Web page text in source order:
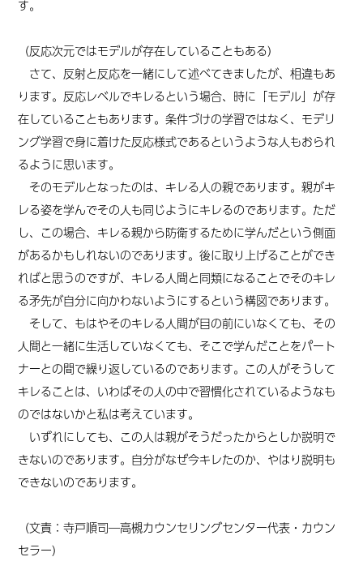
す。
（反応次元ではモデルが存在していることもある）
さて、反射と反応を一緒にして述べてきましたが、相違もあ
ります。反応レベルでキレるという場合、時に「モデル」が存
在していることもあります。条件づけの学習ではなく、モデリ
ング学習で身に着けた反応様式であるというような人もおられ
るように思います。
そのモデルとなったのは、キレる人の親であります。親がキ
レる姿を学んでその人も同じようにキレるのであります。ただ
し、この場合、キレる親から防衛するために学んだという側面
があるかもしれないのであります。後に取り上げることができ
ればと思うのですが、キレる人間と同類になることでそのキレ
る矛先が自分に向かわないようにするという構図であります。
そして、もはやそのキレる人間が目の前にいなくても、その
人間と一緒に生活していなくても、そこで学んだことをパート
ナーとの間で繰り返しているのであります。この人がそうして
キレることは、いわばその人の中で習慣化されているようなも
のではないかと私は考えています。
いずれにしても、この人は親がそうだったからとしか説明で
きないのであります。自分がなぜ今キレたのか、やはり説明も
できないのであります。
（文責：寺戸順司―高槻カウンセリングセンター代表・カウン
セラー）